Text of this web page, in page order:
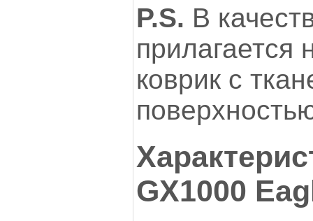
P.S. В
прилагается
коврик с
GX1000